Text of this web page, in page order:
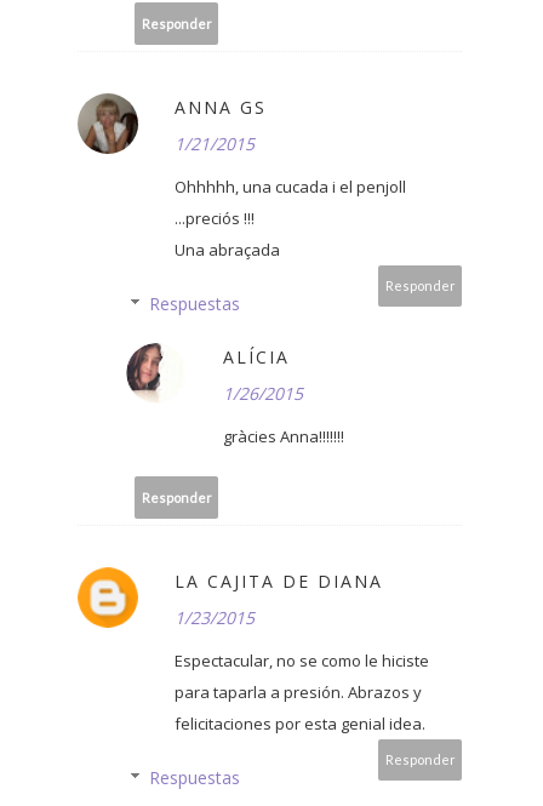
Responder
ANNA GS
1/21/2015
Ohhhhh, una cucada i el penjoll
...preciós !!!
Una abraçada
Responder
Respuestas
ALÍCIA
1/26/2015
gràcies Anna!!!!!!!
Responder
LA CAJITA DE DIANA
1/23/2015
Espectacular, no se como le hiciste
para taparla a presión. Abrazos y
felicitaciones por esta genial idea.
Responder
Respuestas